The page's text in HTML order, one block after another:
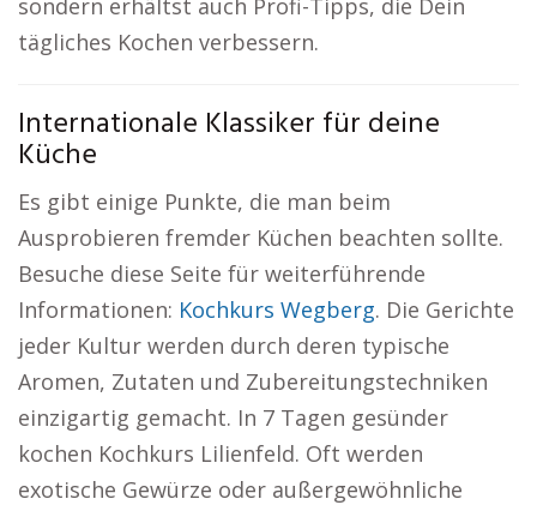
sondern erhältst auch Profi-Tipps, die Dein
tägliches Kochen verbessern.
Internationale Klassiker für deine
Küche
Es gibt einige Punkte, die man beim
Ausprobieren fremder Küchen beachten sollte.
Besuche diese Seite für weiterführende
Informationen: Kochkurs Wegberg. Die Gerichte
jeder Kultur werden durch deren typische
Aromen, Zutaten und Zubereitungstechniken
einzigartig gemacht. In 7 Tagen gesünder
kochen Kochkurs Lilienfeld. Oft werden
exotische Gewürze oder außergewöhnliche